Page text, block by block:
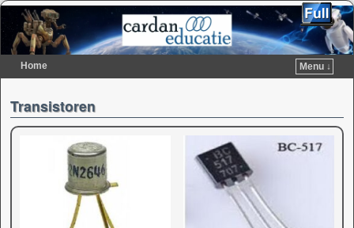
Home
Menu ↓
Transistoren